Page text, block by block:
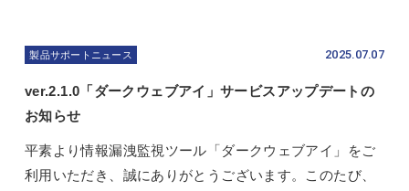
製品サポートニュース 2025.07.07
ver.2.1.0「ダークウェブアイ」サービスアップデートの
お知らせ
平素より情報漏洩監視ツール「ダークウェブアイ」をご
利用いただき、誠にありがとうございます。このたび、